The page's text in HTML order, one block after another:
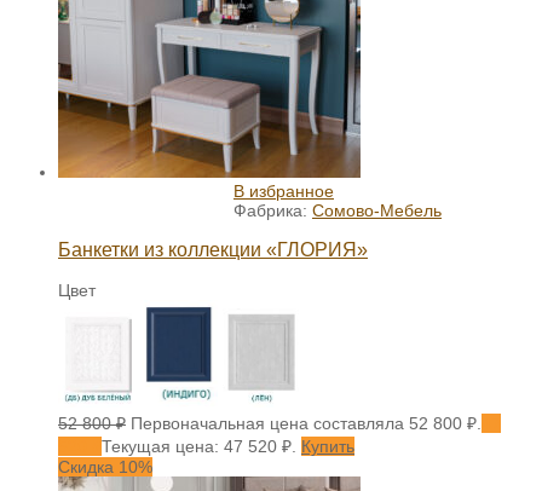
В избранное
Фабрика: Сомово-Мебель
Банкетки из коллекции «ГЛОРИЯ»
Цвет
52 800₽ Первоначальная цена составляла 52 800 ₽.
Текущая цена: 47 520 ₽. Купить
Скидка 10%